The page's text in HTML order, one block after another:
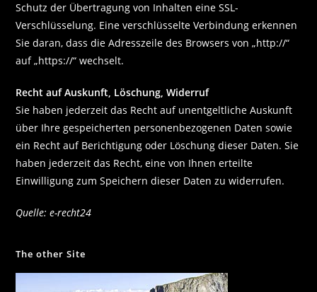
Schutz der Übertragung von Inhalten eine SSL-
Verschlüsselung. Eine verschlüsselte Verbindung erkennen
Sie daran, dass die Adresszeile des Browsers von „http://“
auf „https://“ wechselt.
Recht auf Auskunft, Löschung, Widerruf
Sie haben jederzeit das Recht auf unentgeltliche Auskunft
über Ihre gespeicherten personenbezogenen Daten sowie
ein Recht auf Berichtigung oder Löschung dieser Daten. Sie
haben jederzeit das Recht, eine von Ihnen erteilte
Einwilligung zum Speichern dieser Daten zu widerrufen.
Quelle: e-recht24
The other Site